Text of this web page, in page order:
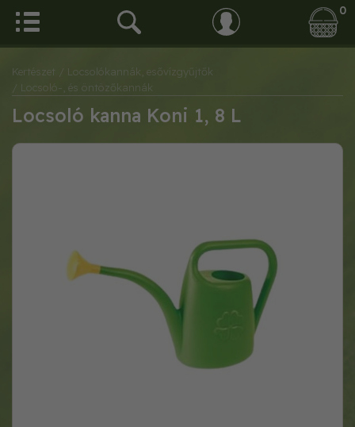
0
Kertészet
/ Locsolókannák, esővízgyűjtők
/ Locsoló-, és öntözőkannák
Locsoló kanna Koni 1, 8 L